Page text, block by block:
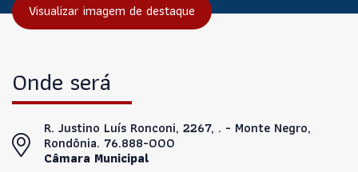
Visualizar imagem de destaque
Onde será
R. Justino Luís Ronconi, 2267, . - Monte Negro,
Rondônia. 76.888-000
Câmara Municipal